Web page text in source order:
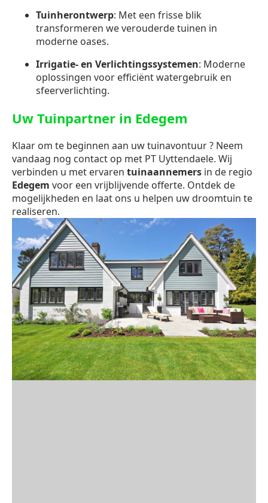
Tuinherontwerp: Met een frisse blik
transformeren we verouderde tuinen in
moderne oases.
Irrigatie- en Verlichtingssystemen: Moderne
oplossingen voor efficiënt watergebruik en
sfeerverlichting.
Uw Tuinpartner in Edegem
Klaar om te beginnen aan uw tuinavontuur ? Neem
vandaag nog contact op met PT Uyttendaele. Wij
verbinden u met ervaren tuinaannemers in de regio
Edegem voor een vrijblijvende offerte. Ontdek de
mogelijkheden en laat ons u helpen uw droomtuin te
realiseren.